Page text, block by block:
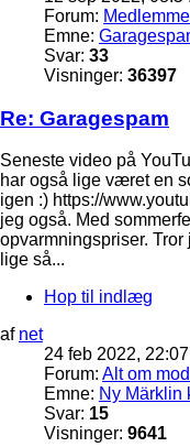
Forum:
Emne:
Svar: 33
Visninger: 36397
Re: Garagespam
Seneste video på
har også lige været en
igen :) https://
jeg også. Med
opvarmningspriser.
lige så...
Hop til indlæg
af net
24 feb 2022, 22:07
Forum: Alt om
Emne: Ny Märklin
Svar: 15
Visninger: 9641